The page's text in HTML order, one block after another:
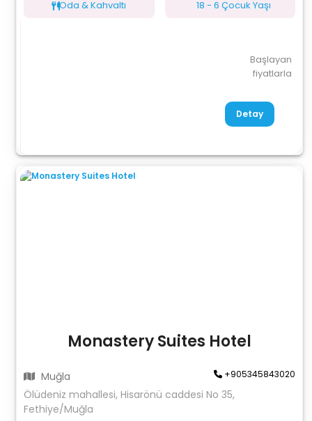
Oda & Kahvaltı 18 - 6 Çocuk Yaşı
Başlayan
fiyatlarla
Detay
Monastery Suites Hotel
Muğla +905345843020
Ölüdeniz mahallesi, Hisarönü caddesi No 35,
Fethiye/Muğla